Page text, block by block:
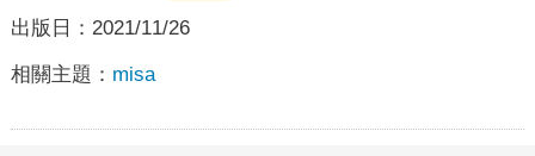
出版日： 2021/11/26
相關主題： misa